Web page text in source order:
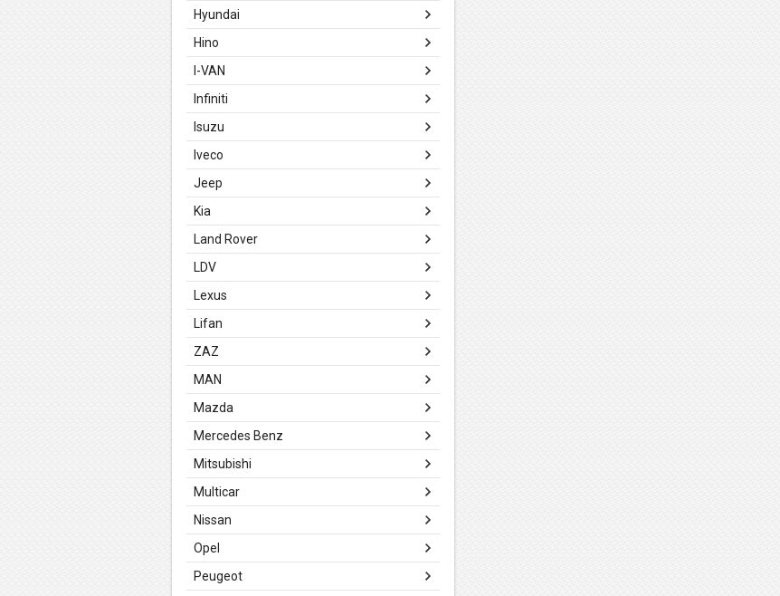
Hyundai
Hino
I-VAN
Infiniti
Isuzu
Iveco
Jeep
Kia
Land Rover
LDV
Lexus
Lifan
ZAZ
MAN
Mazda
Mercedes Benz
Mitsubishi
Multicar
Nissan
Opel
Peugeot